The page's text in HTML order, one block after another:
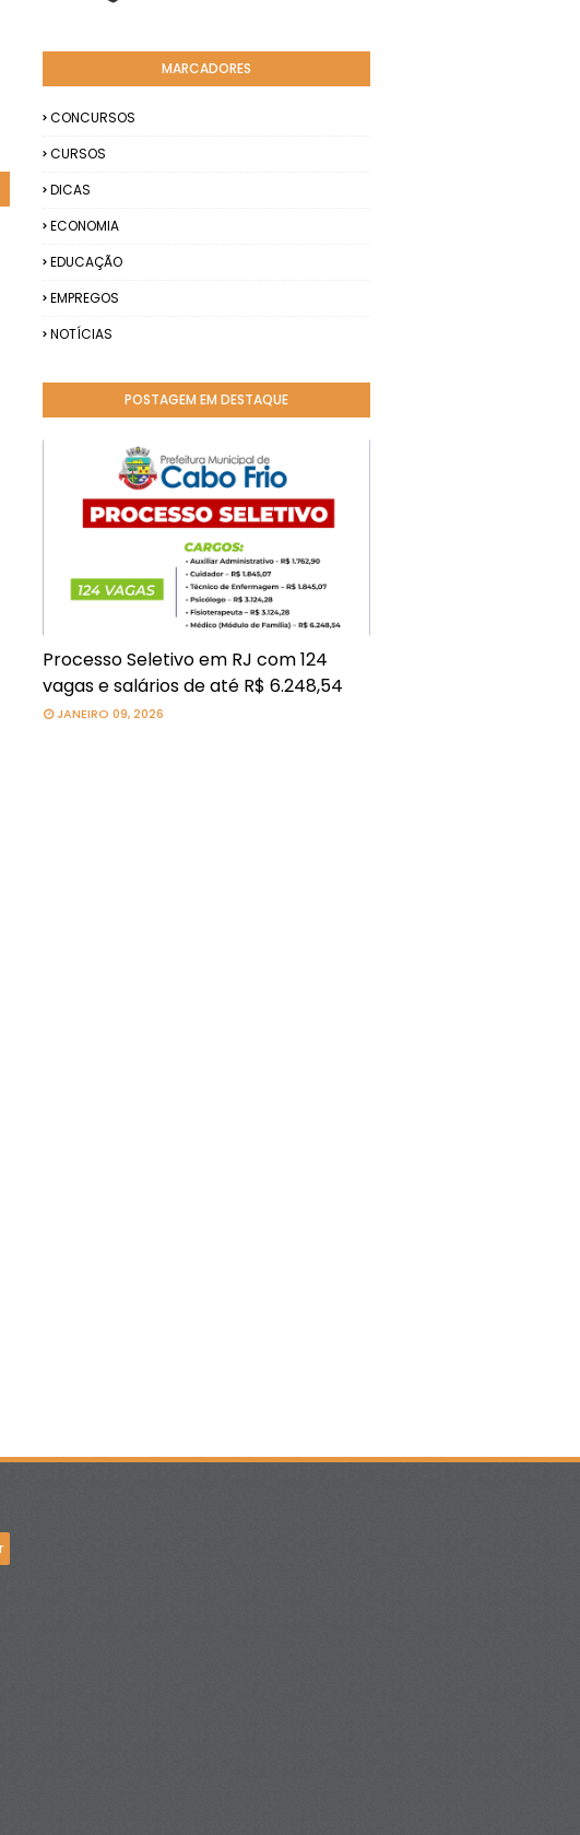
MARCADORES
CONCURSOS
CURSOS
DICAS
ECONOMIA
EDUCAÇÃO
EMPREGOS
NOTÍCIAS
POSTAGEM EM DESTAQUE
Processo Seletivo em RJ com 124
vagas e salários de até R$ 6.248,54
JANEIRO 09, 2026